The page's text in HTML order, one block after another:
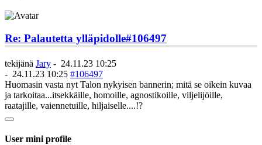
Re: Palautetta ylläpidolle#106497
tekijänä Jary - 24.11.23 10:25
- 24.11.23 10:25 #106497
Huomasin vasta nyt Talon nykyisen bannerin; mitä se oikein kuvaa
ja tarkoitaa...itsekkäille, homoille, agnostikoille, viljelijöille,
raatajille, vaiennetuille, hiljaiselle....!?
User mini profile